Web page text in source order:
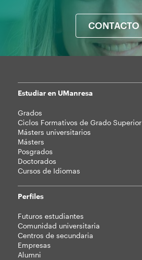
CONTACTO
Mapa
web
Estudiar en UManresa
Grados
Ciclos Formativos de Grado Superior
Másters universitarios
Másters
Posgrados
Doctorados
Cursos de Idiomas
Perfiles
Futuros estudiantes
Comunidad universitaria
Centros de secundaria
Empresas
Alumni